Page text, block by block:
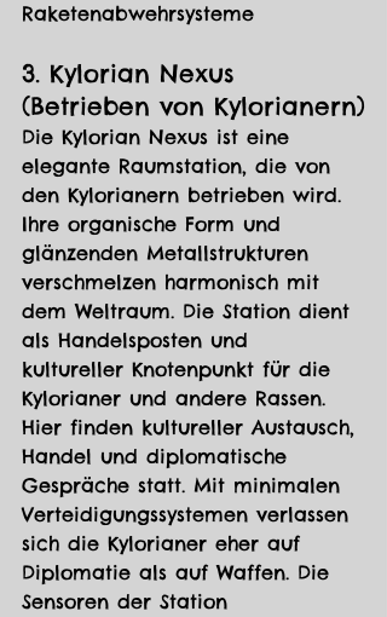
Raketenabwehrsysteme
3. Kylorian Nexus
(Betrieben von Kylorianern)
Die Kylorian Nexus ist eine
elegante Raumstation, die von
den Kylorianern betrieben wird.
Ihre organische Form und
glänzenden Metallstrukturen
verschmelzen harmonisch mit
dem Weltraum. Die Station dient
als Handelsposten und
kultureller Knotenpunkt für die
Kylorianer und andere Rassen.
Hier finden kultureller Austausch,
Handel und diplomatische
Gespräche statt. Mit minimalen
Verteidigungssystemen verlassen
sich die Kylorianer eher auf
Diplomatie als auf Waffen. Die
Sensoren der Station